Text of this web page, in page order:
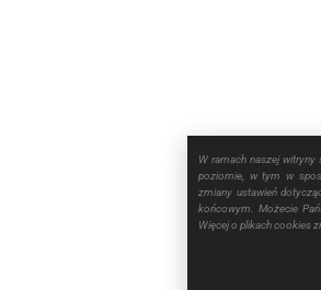
W ramach naszej witryny
poziomie, w tym w
zmiany ustawień
końcowym. Możecie
Więcej o plikach cookies